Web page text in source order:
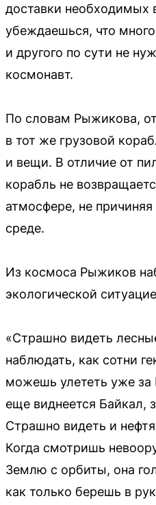
доставки необходимых
убеждаешься, что
и другого по сути не
космонавт.
По словам Рыжикова,
в тот же грузовой
и вещи. В отличие от
корабль не
атмосфере, не
среде.
Из космоса Рыжиков
экологической
«Страшно видеть
наблюдать, как сотни
можешь улететь уже за
еще виднеется Байкал,
Страшно видеть и
Когда смотришь
Землю с орбиты, она
как только берешь в